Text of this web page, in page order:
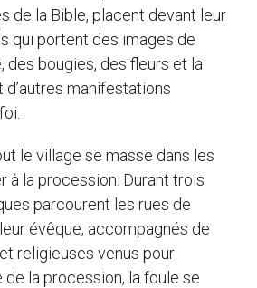
de la Bible, placent devant leur
qui portent des images de
des bougies, des fleurs et la
d’autres manifestations
le village se masse dans les
à la procession. Durant trois
parcourent les rues de
évêque, accompagnés de
religieuses venus pour
de la procession, la foule se